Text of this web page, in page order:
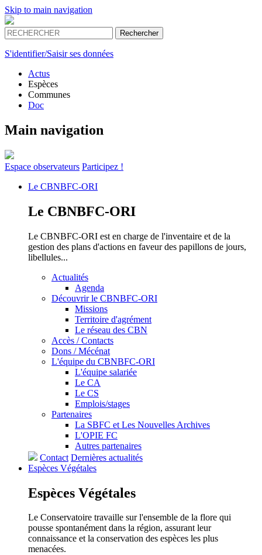
Skip to main navigation
S'identifier/Saisir ses données
Actus
Espèces
Communes
Doc
Main navigation
Espace observateurs Participez !
Le CBNBFC-ORI
Le CBNBFC-ORI
Le CBNBFC-ORI est en charge de l'inventaire et de la
gestion des plans d'actions en faveur des papillons de jours,
libellules...
Actualités
Agenda
Découvrir le CBNBFC-ORI
Missions
Territoire d'agrément
Le réseau des CBN
Accès / Contacts
Dons / Mécénat
L'équipe du CBNBFC-ORI
L'équipe salariée
Le CA
Le CS
Emplois/stages
Partenaires
La SBFC et Les Nouvelles Archives
L'OPIE FC
Autres partenaires
Contact Dernières actualités
Espèces Végétales
Espèces Végétales
Le Conservatoire travaille sur l'ensemble de la flore qui
pousse spontanément dans la région, assurant leur
connaissance et la conservation des espèces les plus
menacées.